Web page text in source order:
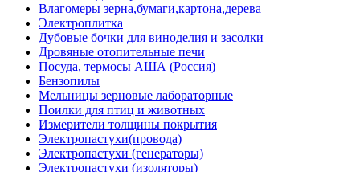
Влагомеры зерна,бумаги,картона,дерева
Электроплитка
Дубовые бочки для виноделия и засолки
Дровяные отопительные печи
Посуда, термосы АША (Россия)
Бензопилы
Мельницы зерновые лабораторные
Поилки для птиц и животных
Измерители толщины покрытия
Электропастухи(провода)
Электропастухи (генераторы)
Электропастухи (изоляторы)